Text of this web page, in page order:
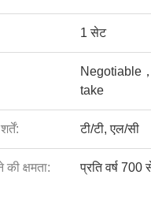
1 सेट
Negotiable
take
टी/टी, एल/सी
की क्षमता: प्रति वर्ष